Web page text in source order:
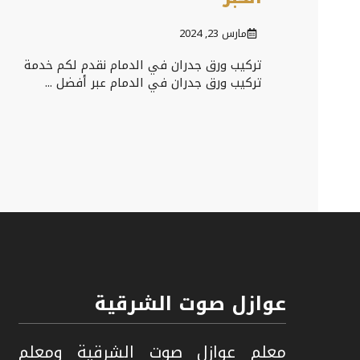
مارس 23, 2024
تركيب ورق جدران في الدمام نقدم لكم خدمة
تركيب ورق جدران في الدمام عبر أفضل ...
عوازل صوت الشرقية
معلم عوازل صوت الشرقية ومعلم